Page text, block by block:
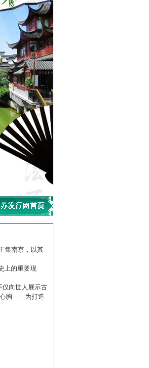
集南京，以其
上的重要现
向世人展示古
心胸——为打造